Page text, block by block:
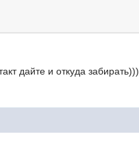
дайте и откуда забирать)))